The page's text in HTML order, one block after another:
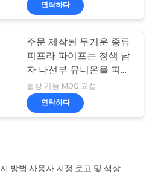
연락하다
주문 제작된 무거운 종류
피프라 파이프는 청색 남
자 나선부 유니온을 피팅
을 합니다
협상 가능 MOQ:교섭
연락하다
방법 사용자 지정 로고 및 색상